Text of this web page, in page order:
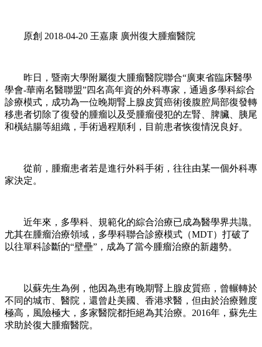
原創 2018-04-20 王嘉康 廣州復大腫瘤醫院
昨日，暨南大學附屬復大腫瘤醫院聯合“廣東省臨床醫學
學會-華南名醫聯盟”四名高年資的外科專家，通過多學科綜合
診療模式，成功為一位晚期腎上腺皮質癌術後腹腔局部復發轉
移患者切除了復發的腫瘤以及受腫瘤侵犯的左腎、脾臟、胰尾
和橫結腸等組織，手術過程順利，目前患者恢復情況良好。
從前，腫瘤患者若是進行外科手術，往往由某一個外科專
家決定。
近年來，多學科、規範化的綜合治療已成為醫學界共識。
尤其在腫瘤治療領域，多學科聯合診療模式（MDT）打破了
以往單科診斷的“壁壘”，成為了當今腫瘤治療的新趨勢。
以蘇先生為例，他因為患有晚期腎上腺皮質癌，曾輾轉於
不同的城市、醫院，還曾赴美國、香港求醫，但由於治療難度
極高，風險極大，多家醫院都拒絕為其治療。2016年，蘇先生
求助於復大腫瘤醫院。